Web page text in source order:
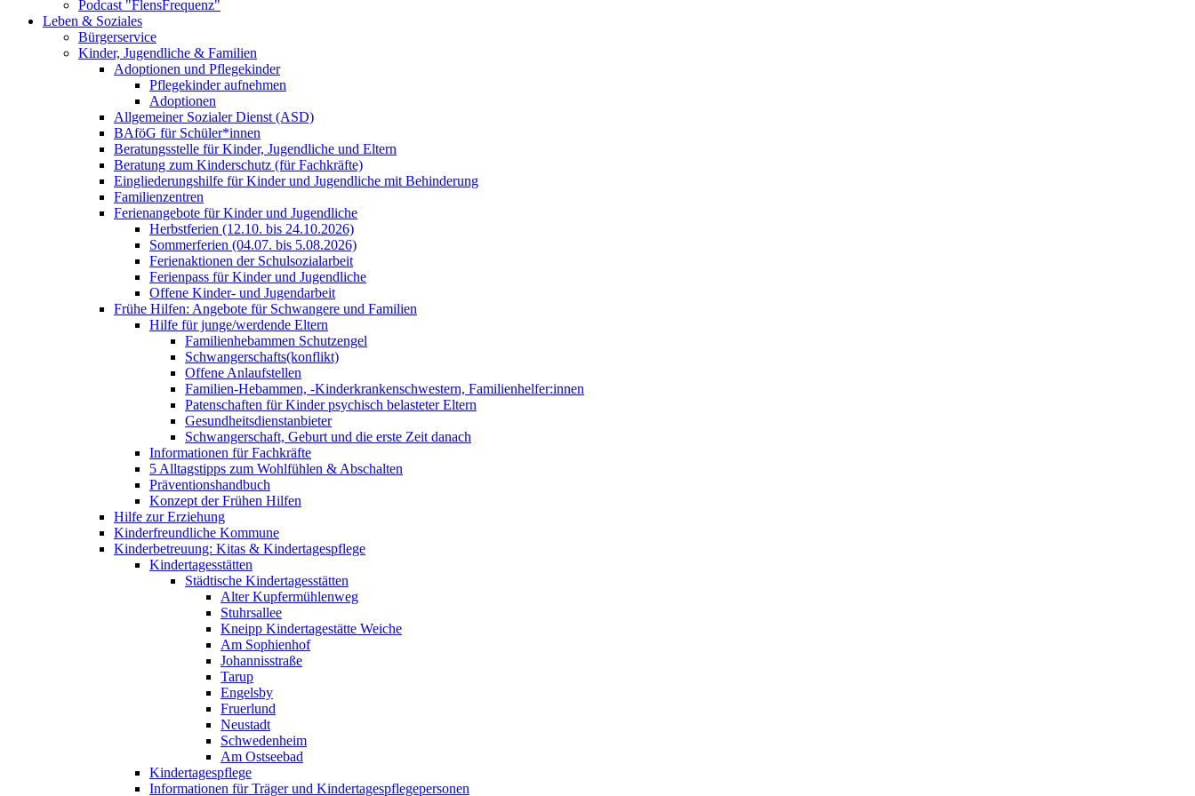
Podcast "FlensFrequenz"
Leben & Soziales
Bürgerservice
Kinder, Jugendliche & Familien
Adoptionen und Pflegekinder
Pflegekinder aufnehmen
Adoptionen
Allgemeiner Sozialer Dienst (ASD)
BAföG für Schüler*innen
Beratungsstelle für Kinder, Jugendliche und Eltern
Beratung zum Kinderschutz (für Fachkräfte)
Eingliederungshilfe für Kinder und Jugendliche mit Behinderung
Familienzentren
Ferienangebote für Kinder und Jugendliche
Herbstferien (12.10. bis 24.10.2026)
Sommerferien (04.07. bis 5.08.2026)
Ferienaktionen der Schulsozialarbeit
Ferienpass für Kinder und Jugendliche
Offene Kinder- und Jugendarbeit
Frühe Hilfen: Angebote für Schwangere und Familien
Hilfe für junge/werdende Eltern
Familienhebammen Schutzengel
Schwangerschafts(konflikt)
Offene Anlaufstellen
Familien-Hebammen, -Kinderkrankenschwestern, Familienhelfer:innen
Patenschaften für Kinder psychisch belasteter Eltern
Gesundheitsdienstanbieter
Schwangerschaft, Geburt und die erste Zeit danach
Informationen für Fachkräfte
5 Alltagstipps zum Wohlfühlen & Abschalten
Präventionshandbuch
Konzept der Frühen Hilfen
Hilfe zur Erziehung
Kinderfreundliche Kommune
Kinderbetreuung: Kitas & Kindertagespflege
Kindertagesstätten
Städtische Kindertagesstätten
Alter Kupfermühlenweg
Stuhrsallee
Kneipp Kindertagestätte Weiche
Am Sophienhof
Johannisstraße
Tarup
Engelsby
Fruerlund
Neustadt
Schwedenheim
Am Ostseebad
Kindertagespflege
Informationen für Träger und Kindertagespflegepersonen